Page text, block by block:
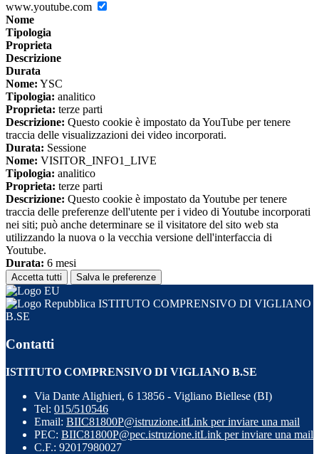
www.youtube.com
Nome
Tipologia
Proprieta
Descrizione
Durata
Nome: YSC
Tipologia: analitico
Proprieta: terze parti
Descrizione: Questo cookie è impostato da YouTube per tenere
traccia delle visualizzazioni dei video incorporati.
Durata: Sessione
Nome: VISITOR_INFO1_LIVE
Tipologia: analitico
Proprieta: terze parti
Descrizione: Questo cookie è impostato da Youtube per tenere
traccia delle preferenze dell'utente per i video di Youtube incorporati
nei siti; può anche determinare se il visitatore del sito web sta
utilizzando la nuova o la vecchia versione dell'interfaccia di
Youtube.
Durata: 6 mesi
Accetta tutti Salva le preferenze
ISTITUTO COMPRENSIVO DI VIGLIANO
B.SE
Contatti
ISTITUTO COMPRENSIVO DI VIGLIANO B.SE
Via Dante Alighieri, 6 13856 - Vigliano Biellese (BI)
Tel: 015/510546
Email: BIIC81800P@istruzione.itLink per inviare una mail
PEC: BIIC81800P@pec.istruzione.itLink per inviare una mail
C.F.: 92017980027